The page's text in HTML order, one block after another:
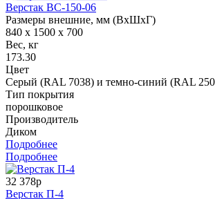
Верстак ВС-150-06
Размеры внешние, мм (ВхШхГ)
840 x 1500 x 700
Вес, кг
173.30
Цвет
Серый (RAL 7038) и темно-синий (RAL
Тип покрытия
порошковое
Производитель
Диком
Подробнее
Подробнее
32 378р
Верстак П-4